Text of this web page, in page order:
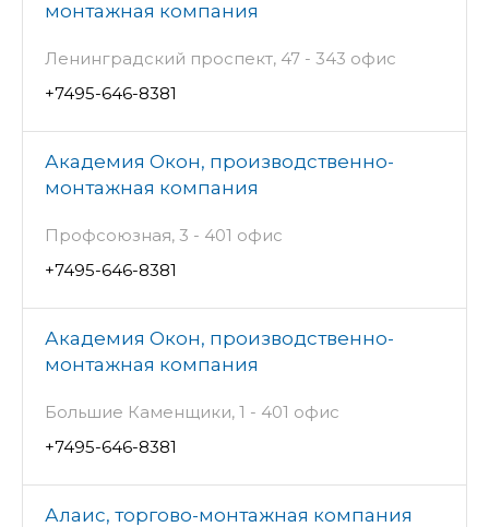
монтажная компания
Ленинградский проспект, 47 - 343 офис
+7495-646-8381
Академия Окон, производственно-
монтажная компания
Профсоюзная, 3 - 401 офис
+7495-646-8381
Академия Окон, производственно-
монтажная компания
Большие Каменщики, 1 - 401 офис
+7495-646-8381
Алаис, торгово-монтажная компания